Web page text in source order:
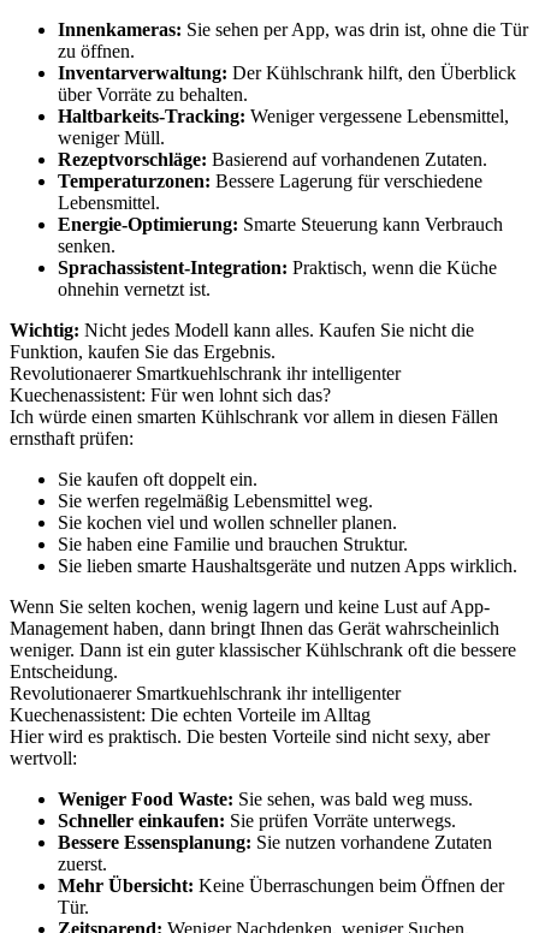
Innenkameras: Sie sehen per App, was drin ist, ohne die Tür
zu öffnen.
Inventarverwaltung: Der Kühlschrank hilft, den Überblick
über Vorräte zu behalten.
Haltbarkeits-Tracking: Weniger vergessene Lebensmittel,
weniger Müll.
Rezeptvorschläge: Basierend auf vorhandenen Zutaten.
Temperaturzonen: Bessere Lagerung für verschiedene
Lebensmittel.
Energie-Optimierung: Smarte Steuerung kann Verbrauch
senken.
Sprachassistent-Integration: Praktisch, wenn die Küche
ohnehin vernetzt ist.
Wichtig: Nicht jedes Modell kann alles. Kaufen Sie nicht die
Funktion, kaufen Sie das Ergebnis.
Revolutionaerer Smartkuehlschrank ihr intelligenter
Kuechenassistent: Für wen lohnt sich das?
Ich würde einen smarten Kühlschrank vor allem in diesen Fällen
ernsthaft prüfen:
Sie kaufen oft doppelt ein.
Sie werfen regelmäßig Lebensmittel weg.
Sie kochen viel und wollen schneller planen.
Sie haben eine Familie und brauchen Struktur.
Sie lieben smarte Haushaltsgeräte und nutzen Apps wirklich.
Wenn Sie selten kochen, wenig lagern und keine Lust auf App-
Management haben, dann bringt Ihnen das Gerät wahrscheinlich
weniger. Dann ist ein guter klassischer Kühlschrank oft die bessere
Entscheidung.
Revolutionaerer Smartkuehlschrank ihr intelligenter
Kuechenassistent: Die echten Vorteile im Alltag
Hier wird es praktisch. Die besten Vorteile sind nicht sexy, aber
wertvoll:
Weniger Food Waste: Sie sehen, was bald weg muss.
Schneller einkaufen: Sie prüfen Vorräte unterwegs.
Bessere Essensplanung: Sie nutzen vorhandene Zutaten
zuerst.
Mehr Übersicht: Keine Überraschungen beim Öffnen der
Tür.
Zeitsparend: Weniger Nachdenken, weniger Suchen,